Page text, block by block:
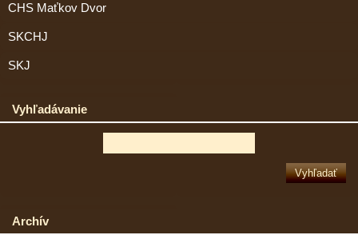
CHS Maťkov Dvor
SKCHJ
SKJ
Vyhľadávanie
Archív